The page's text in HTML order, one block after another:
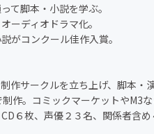
て脚本・小説を学ぶ。
ーディオドラマ化。
がコンクール佳作入賞。
作サークルを立ち上げ、脚本・
作。コミックマーケットやM3な
６枚、声優２３名、関係者含